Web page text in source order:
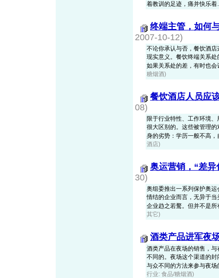
着教训的足迹，痛并快乐
终端主管，如何
2007-10-12)
不论你承认与否，餐饮酒
现实意义。餐饮终端关系
如果关系处的差，有时也
糖烟酒)
餐饮酒店人员应
08)
限于行业特性、工作环境
很大区别的。这些被管理
身的劣势：学历一般不高
酒店)
奥运营销，“差异
30)
奥组委推出一系列保护奥
情结的企业而言，无异于
企业趋之若鹜。但并不是
其它)
酒类产品进军夜
酒类产品在夜场的销售，
不同的。夜场这个渠道的
与众不同的方法来参与夜
行业: 食品/糖烟酒)